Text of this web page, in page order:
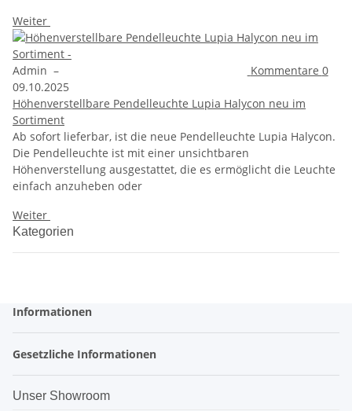
Weiter
Admin –
09.10.2025
Kommentare 0
Höhenverstellbare Pendelleuchte Lupia Halycon neu im
Sortiment
Ab sofort lieferbar, ist die neue Pendelleuchte Lupia Halycon.
Die Pendelleuchte ist mit einer unsichtbaren
Höhenverstellung ausgestattet, die es ermöglicht die Leuchte
einfach anzuheben oder
Weiter
Kategorien
Informationen
Gesetzliche Informationen
Unser Showroom